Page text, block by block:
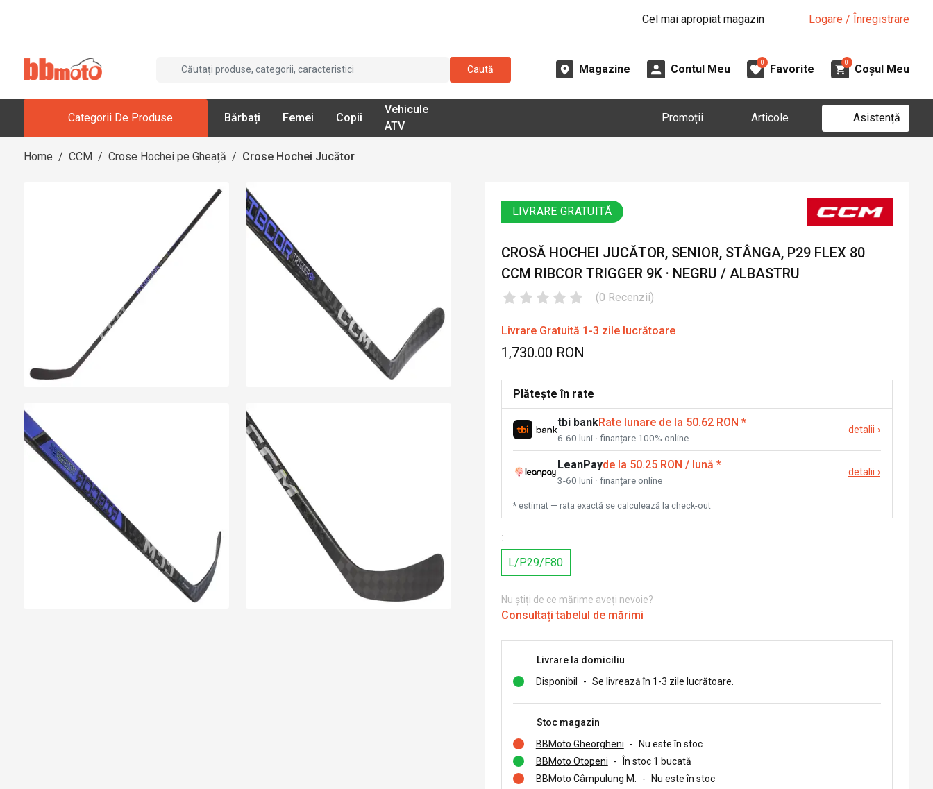
Cel mai apropiat magazin Logare / Înregistrare
Caută Magazine Contul Meu
0
Favorite
0
Coșul Meu
Categorii De Produse Bărbați Femei Copii
Vehicule
ATV
Promoții Articole Asistență
Home / CCM / Crose Hochei pe Gheață / Crose Hochei Jucător
LIVRARE GRATUITĂ
CROSĂ HOCHEI JUCĂTOR, SENIOR, STÂNGA, P29 FLEX 80
CCM RIBCOR TRIGGER 9K · NEGRU / ALBASTRU
(0 Recenzii)
Livrare Gratuită 1-3 zile lucrătoare
1,730.00 RON
Plătește în rate
tbi bankRate lunare de la 50.62 RON *
6-60 luni · finanțare 100% online
detalii ›
LeanPayde la 50.25 RON / lună *
3-60 luni · finanțare online
detalii ›
* estimat — rata exactă se calculează la check-out
:
L/P29/F80
Nu știți de ce mărime aveți nevoie?
Consultați tabelul de mărimi
Livrare la domiciliu
Disponibil
- Se livrează în 1-3 zile lucrătoare.
Stoc magazin
BBMoto Gheorgheni
-
Nu este în stoc
BBMoto Otopeni
-
În stoc 1 bucată
BBMoto Câmpulung M.
- Nu este în stoc